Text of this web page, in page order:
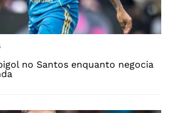
no Santos enquanto negocia